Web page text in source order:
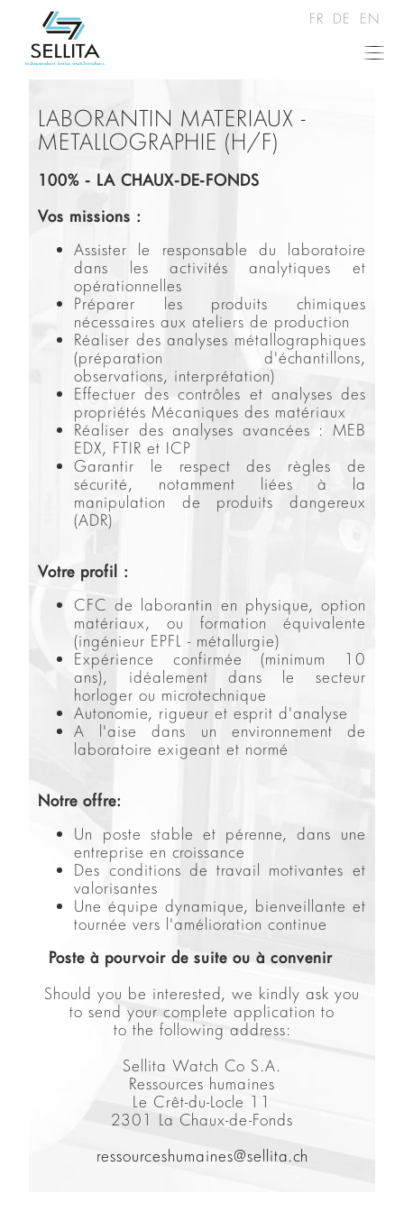
FR DE EN
LABORANTIN MATERIAUX -
METALLOGRAPHIE (H/F)
100% - LA CHAUX-DE-FONDS
Vos missions :
Assister le responsable du laboratoire
dans les activités analytiques et
opérationnelles
Préparer les produits chimiques
nécessaires aux ateliers de production
Réaliser des analyses métallographiques
(préparation d'échantillons,
observations, interprétation)
Effectuer des contrôles et analyses des
propriétés Mécaniques des matériaux
Réaliser des analyses avancées : MEB
EDX, FTIR et ICP
Garantir le respect des règles de
sécurité, notamment liées à la
manipulation de produits dangereux
(ADR)
Votre profil :
CFC de laborantin en physique, option
matériaux, ou formation équivalente
(ingénieur EPFL - métallurgie)
Expérience confirmée (minimum 10
ans), idéalement dans le secteur
horloger ou microtechnique
Autonomie, rigueur et esprit d'analyse
A l'aise dans un environnement de
laboratoire exigeant et normé
Notre offre:
Un poste stable et pérenne, dans une
entreprise en croissance
Des conditions de travail motivantes et
valorisantes
Une équipe dynamique, bienveillante et
tournée vers l'amélioration continue
Poste à pourvoir de suite ou à convenir
Should you be interested, we kindly ask you
to send your complete application to
to the following address:
Sellita Watch Co S.A.
Ressources humaines
Le Crêt-du-Locle 11
2301 La Chaux-de-Fonds
ressourceshumaines@sellita.ch